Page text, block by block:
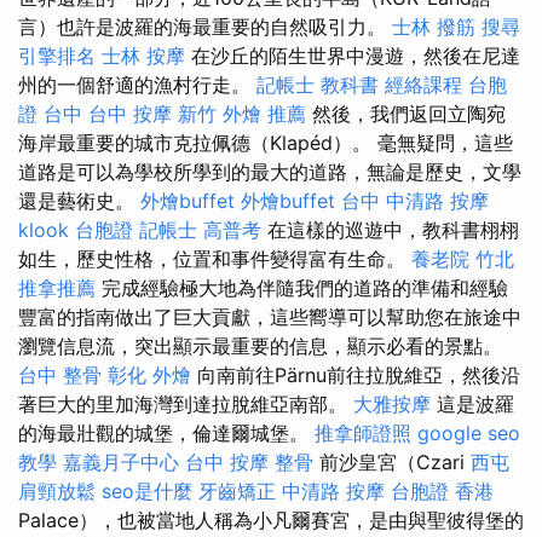
言）也許是波羅的海最重要的自然吸引力。 士林 撥筋 搜尋
引擎排名 士林 按摩 在沙丘的陌生世界中漫遊，然後在尼達
州的一個舒適的漁村行走。 記帳士 教科書 經絡課程 台胞
證 台中 台中 按摩 新竹 外燴 推薦 然後，我們返回立陶宛
海岸最重要的城市克拉佩德（Klapéd）。 毫無疑問，這些
道路是可以為學校所學到的最大的道路，無論是歷史，文學
還是藝術史。 外燴buffet 外燴buffet 台中 中清路 按摩
klook 台胞證 記帳士 高普考 在這樣的巡遊中，教科書栩栩
如生，歷史性格，位置和事件變得富有生命。 養老院 竹北
推拿推薦 完成經驗極大地為伴隨我們的道路的準備和經驗
豐富的指南做出了巨大貢獻，這些嚮導可以幫助您在旅途中
瀏覽信息流，突出顯示最重要的信息，顯示必看的景點。
台中 整骨 彰化 外燴 向南前往Pärnu前往拉脫維亞，然後沿
著巨大的里加海灣到達拉脫維亞南部。 大雅按摩 這是波羅
的海最壯觀的城堡，倫達爾城堡。 推拿師證照 google seo
教學 嘉義月子中心 台中 按摩 整骨 前沙皇宮（Czari 西屯
肩頸放鬆 seo是什麼 牙齒矯正 中清路 按摩 台胞證 香港
Palace），也被當地人稱為小凡爾賽宮，是由與聖彼得堡的